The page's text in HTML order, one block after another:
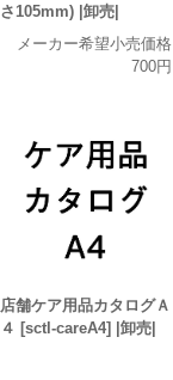
さ105mm) |卸売|
メーカー希望小売価格
700円
店舗ケア用品カタログＡ
４ [sctl-careA4] |卸売|